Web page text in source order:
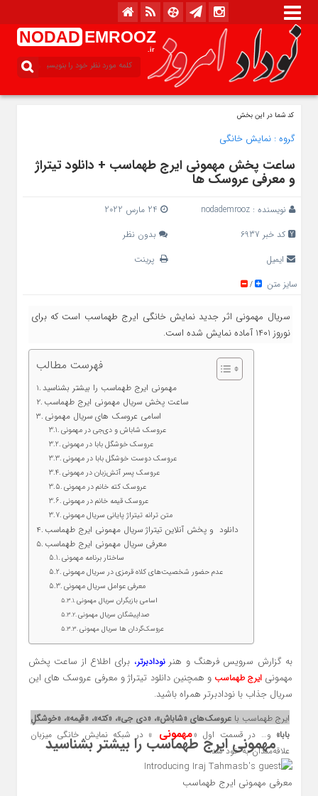
NODAD EMROOZ
.ir
کد شما در این بخش
گروه : نمایش خانگی
ساعت پخش مهمونی ایرج طهماسب + دانلود تیتراژ
و معرفی عروسک ها
نویسنده : nodademrooz
کد خبر 6937
بدون نظر
ایمیل
پرینت
سایز متن
/
سریال مهمونی اثر جدید نمایش خانگی ایرج طهماسب است که برای
نوروز 1401 آماده نمایش شده است.
فهرست مطالب
مهمونی ایرج طهماسب را بیشتر بشناسید
ساعت پخش سریال مهمونی ایرج طهماسب
اسامی عروسک های سریال مهمونی
عروسک شاباش و دی‌جی در مهمونی
عروسک خوشگل بابا در مهمونی
عروسک دوست خوشگل بابا در مهمونی
عروسک پسر آتش‌زبان در مهمونی
عروسک کته خانم در مهمونی
عروسک قیمه خانم در مهمونی
متن ترانه تیتراژ پایانی سریال مهمونی
دانلود و پخش آنلاین تیتراژ سریال مهمونی ایرج طهماسب
معرفی سریال مهمونی ایرج طهماسب
ساختار برنامه مهمونی
عدم حضور شخصیت‌های کلاه قرمزی در سریال مهمونی
معرفی عوامل سریال مهمونی
اسامی بازیگران سریال مهمونی
صداپیشگان سریال مهمونی
عروسک‌گردان ها سریال مهمونی
به گزارش سرویس فرهنگ و هنرنودادبرتر، برای اطلاع از ساعت پخش
مهمونی ایرج طهماسب و همچنین دانلود تیتراژ و معرفی عروسک های این
سریال جذاب با نودادبرتر همراه باشید.
ایرج طهماسب باعروسک‌های «شاباش»، «دی جی»، «کته»، «قیمه»، «خوشگلِ
بابا» و… در قسمت اول «مهمونی » در شبکه نمایش خانگی میزبان
علاقه‌مندان به خود شد.
مهمونی ایرج طهماسب را بیشتر بشناسید
معرفی مهمونی ایرج طهماسب